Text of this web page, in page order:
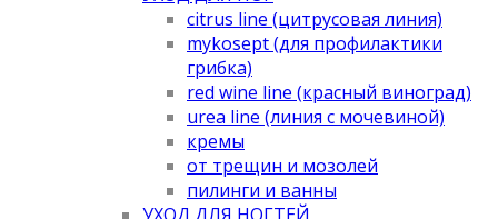
citrus line (цитрусовая линия)
mykosept (для профилактики
грибка)
red wine line (красный виноград)
urea line (линия с мочевиной)
кремы
от трещин и мозолей
пилинги и ванны